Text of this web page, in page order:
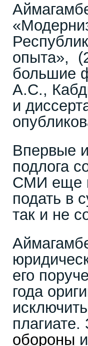
опыта»,
большие
А.С.,
и
Впервые
подлога
СМИ еще в
подать в
так и не
его
года
обороны и